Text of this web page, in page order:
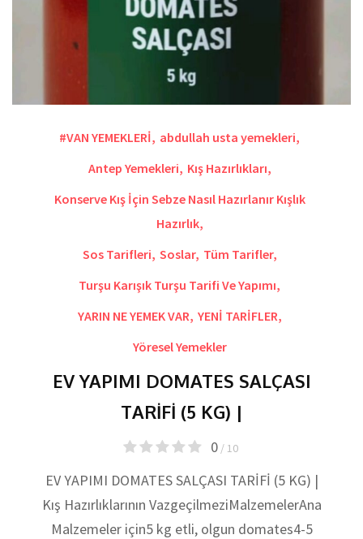
#VAN YEMEKLERİ, abdullah usta yemekleri,
Antep Yemekleri, Kış Hazırlıkları,
Konserve Kış İçin Sebze Nasıl Hazırlanır Kışlık
Hazırlık,
Sos Tarifleri, Soslar, Tüm Tarifler,
Turşu Karışık Turşu Tarifi Ve Yapımı,
YARIN NE YEMEK VAR, YENİ TARİFLER,
Yöresel Yemekler
EV YAPIMI DOMATES SALÇASI
TARİFİ (5 KG) |
0/ 10
EV YAPIMI DOMATES SALÇASI TARİFİ (5 KG) |
Kış Hazırlıklarının Vazgeçilmezi​Malzemeler​Ana
Malzemeler için5 kg etli, olgun domates4-5